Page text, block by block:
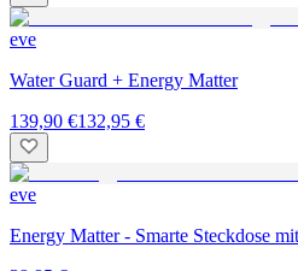
eve
Water Guard + Energy Matter
139,90 €132,95 €
eve
Energy Matter - Smarte Steckdose